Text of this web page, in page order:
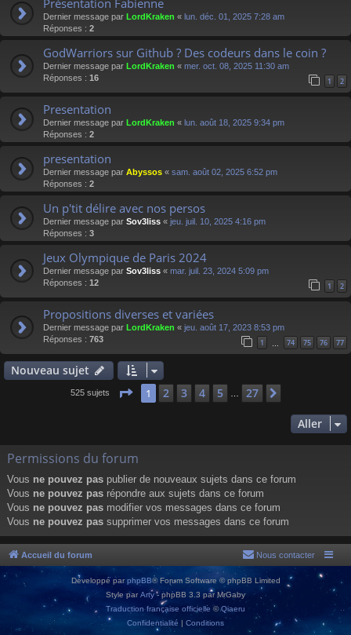
Dernier message par LordKraken « lun. déc. 01, 2025 7:28 am
Réponses : 2
GodWarriors sur Github ? Des codeurs dans le coin ?
Dernier message par LordKraken « mer. oct. 08, 2025 11:30 am
Réponses : 16 1 2
Presentation
Dernier message par LordKraken « lun. août 18, 2025 9:34 pm
Réponses : 2
presentation
Dernier message par Abyssos « sam. août 02, 2025 6:52 pm
Réponses : 2
Un p'tit délire avec nos persos
Dernier message par Sov3liss « jeu. juil. 10, 2025 4:16 pm
Réponses : 3
Jeux Olympique de Paris 2024
Dernier message par Sov3liss « mar. juil. 23, 2024 5:09 pm
Réponses : 12 1 2
Propositions diverses et variées
Dernier message par LordKraken « jeu. août 17, 2023 8:53 pm
Réponses : 763 1 … 74 75 76 77
Nouveau sujet
525 sujets Page 1sur 27
1 2 3 4 5 27
Aller
Permissions du forum
Vous ne pouvez pas publier de nouveaux sujets dans ce forum
Vous ne pouvez pas répondre aux sujets dans ce forum
Vous ne pouvez pas modifier vos messages dans ce forum
Vous ne pouvez pas supprimer vos messages dans ce forum
Accueil du forum Nous contacter
Développé par phpBB® Forum Software © phpBB Limited
Style par Arty- phpBB 3.3 par MrGaby
Traduction française officielle ©Qiaeru
Confidentialité | Conditions